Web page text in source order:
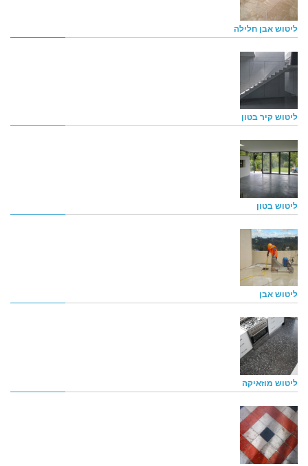
ליטוש אבן חלילה
ליטוש קיר בטון
ליטוש בטון
ליטוש אבן
ליטוש מוזאיקה